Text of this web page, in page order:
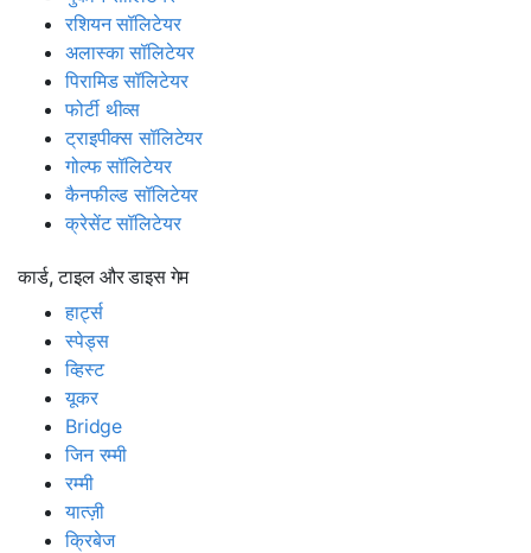
रशियन सॉलिटेयर
अलास्का सॉलिटेयर
पिरामिड सॉलिटेयर
फोर्टी थीव्स
ट्राइपीक्स सॉलिटेयर
गोल्फ सॉलिटेयर
कैनफील्ड सॉलिटेयर
क्रेसेंट सॉलिटेयर
कार्ड, टाइल और डाइस गेम
हार्ट्स
स्पेड्स
व्हिस्ट
यूकर
Bridge
जिन रम्मी
रम्मी
यात्ज़ी
क्रिबेज